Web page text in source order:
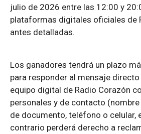
julio de 2026 entre las 12:00 y
plataformas digitales oficiales de
antes detalladas.
Los ganadores tendrá un plazo
para responder al mensaje
equipo digital de Radio Corazón
personales y de contacto
de documento, teléfono o celular,
contrario perderá derecho a